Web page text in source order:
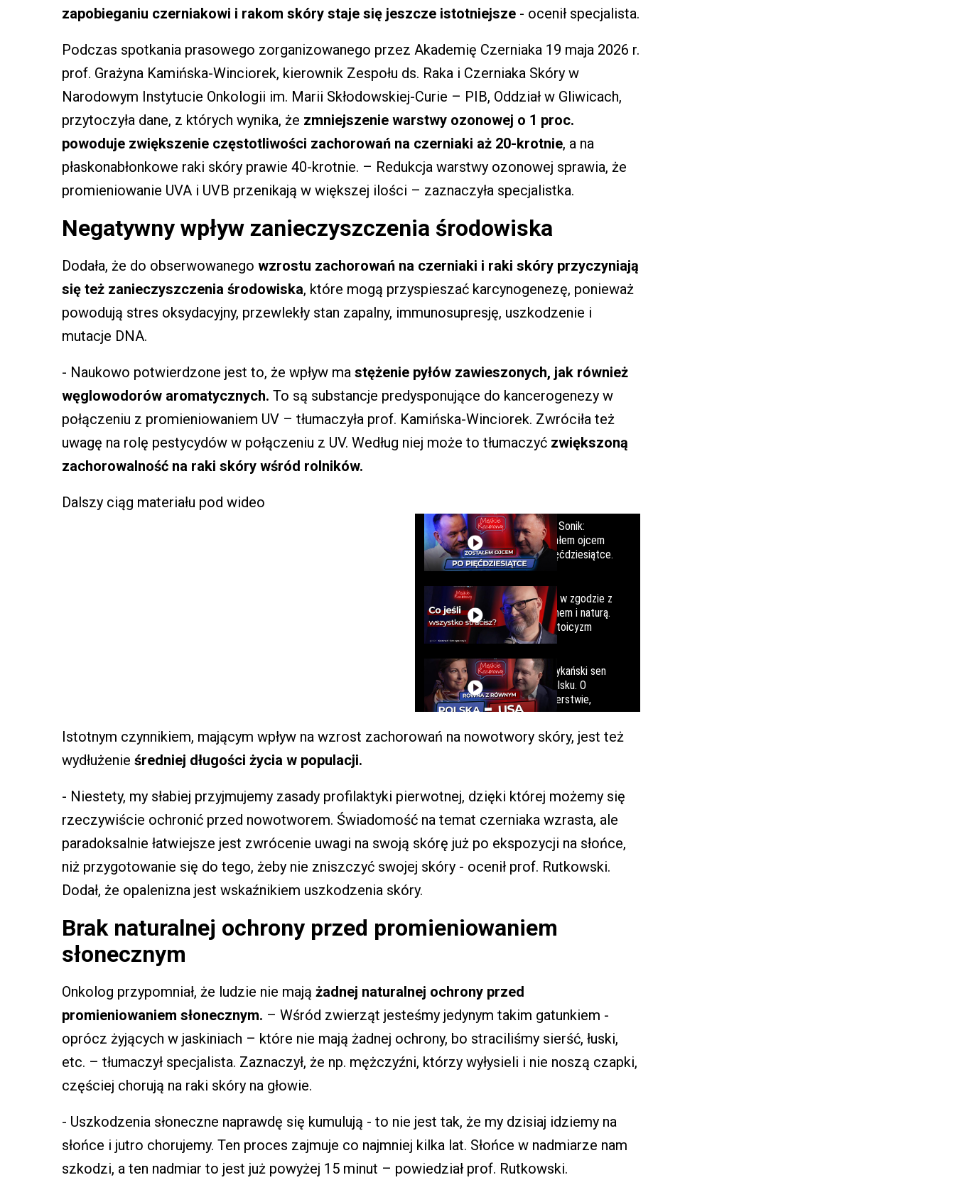
zapobieganiu czerniakowi i rakom skóry staje się jeszcze istotniejsze - ocenił specjalista.
Podczas spotkania prasowego zorganizowanego przez Akademię Czerniaka 19 maja 2026 r.
prof. Grażyna Kamińska-Winciorek, kierownik Zespołu ds. Raka i Czerniaka Skóry w
Narodowym Instytucie Onkologii im. Marii Skłodowskiej-Curie – PIB, Oddział w Gliwicach,
przytoczyła dane, z których wynika, że zmniejszenie warstwy ozonowej o 1 proc.
powoduje zwiększenie częstotliwości zachorowań na czerniaki aż 20-krotnie, a na
płaskonabłonkowe raki skóry prawie 40-krotnie. – Redukcja warstwy ozonowej sprawia, że
promieniowanie UVA i UVB przenikają w większej ilości – zaznaczyła specjalistka.
Negatywny wpływ zanieczyszczenia środowiska
Dodała, że do obserwowanego wzrostu zachorowań na czerniaki i raki skóry przyczyniają
się też zanieczyszczenia środowiska, które mogą przyspieszać karcynogenezę, ponieważ
powodują stres oksydacyjny, przewlekły stan zapalny, immunosupresję, uszkodzenie i
mutacje DNA.
- Naukowo potwierdzone jest to, że wpływ ma stężenie pyłów zawieszonych, jak również
węglowodorów aromatycznych. To są substancje predysponujące do kancerogenezy w
połączeniu z promieniowaniem UV – tłumaczyła prof. Kamińska-Winciorek. Zwróciła też
uwagę na rolę pestycydów w połączeniu z UV. Według niej może to tłumaczyć zwiększoną
zachorowalność na raki skóry wśród rolników.
Dalszy ciąg materiału pod wideo
Istotnym czynnikiem, mającym wpływ na wzrost zachorowań na nowotwory skóry, jest też
wydłużenie średniej długości życia w populacji.
- Niestety, my słabiej przyjmujemy zasady profilaktyki pierwotnej, dzięki której możemy się
rzeczywiście ochronić przed nowotworem. Świadomość na temat czerniaka wzrasta, ale
paradoksalnie łatwiejsze jest zwrócenie uwagi na swoją skórę już po ekspozycji na słońce,
niż przygotowanie się do tego, żeby nie zniszczyć swojej skóry - ocenił prof. Rutkowski.
Dodał, że opalenizna jest wskaźnikiem uszkodzenia skóry.
Brak naturalnej ochrony przed promieniowaniem
słonecznym
Onkolog przypomniał, że ludzie nie mają żadnej naturalnej ochrony przed
promieniowaniem słonecznym. – Wśród zwierząt jesteśmy jedynym takim gatunkiem -
oprócz żyjących w jaskiniach – które nie mają żadnej ochrony, bo straciliśmy sierść, łuski,
etc. – tłumaczył specjalista. Zaznaczył, że np. mężczyźni, którzy wyłysieli i nie noszą czapki,
częściej chorują na raki skóry na głowie.
- Uszkodzenia słoneczne naprawdę się kumulują - to nie jest tak, że my dzisiaj idziemy na
słońce i jutro chorujemy. Ten proces zajmuje co najmniej kilka lat. Słońce w nadmiarze nam
szkodzi, a ten nadmiar to jest już powyżej 15 minut – powiedział prof. Rutkowski.